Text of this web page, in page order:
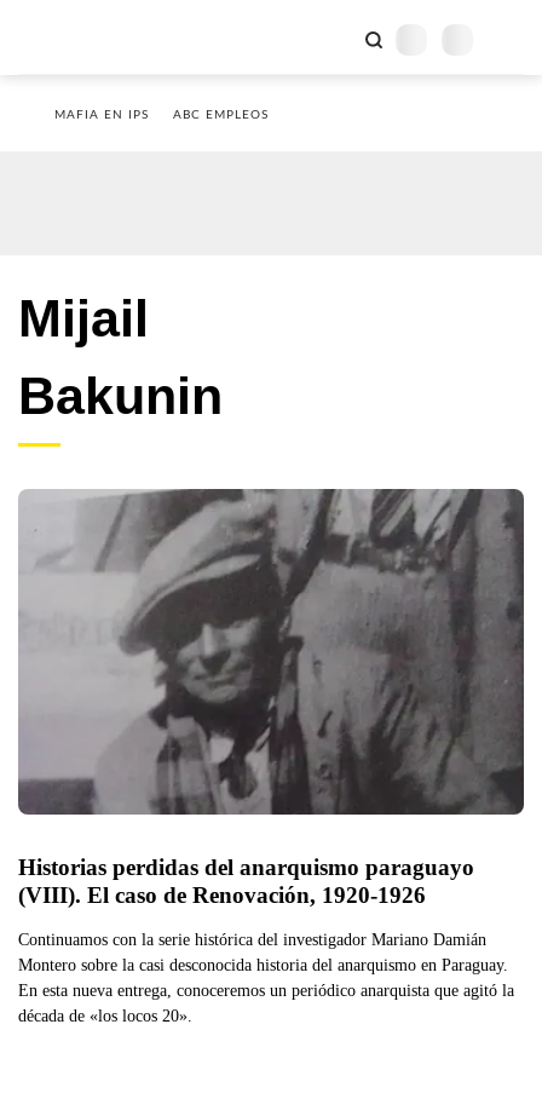
MAFIA EN IPS ABC EMPLEOS
Mijail
Bakunin
Historias perdidas del anarquismo paraguayo
(VIII). El caso de Renovación, 1920-1926
Continuamos con la serie histórica del investigador Mariano Damián
Montero sobre la casi desconocida historia del anarquismo en Paraguay.
En esta nueva entrega, conoceremos un periódico anarquista que agitó la
década de «los locos 20».